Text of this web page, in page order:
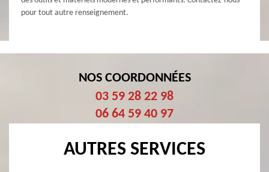
pour tout autre renseignement.
NOS COORDONNÉES
03 59 28 22 98
06 64 59 40 97
AUTRES SERVICES